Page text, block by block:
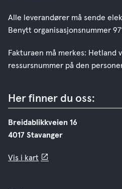
Alle leverandører må sende
Benytt organisasjonsnummer
Fakturaen må merkes: Hetland
ressursnummer på den
Her finner du oss:
Breidablikkveien 16
4017 Stavanger
Vis i kart